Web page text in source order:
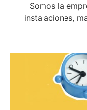
Somos la
instalaciones,